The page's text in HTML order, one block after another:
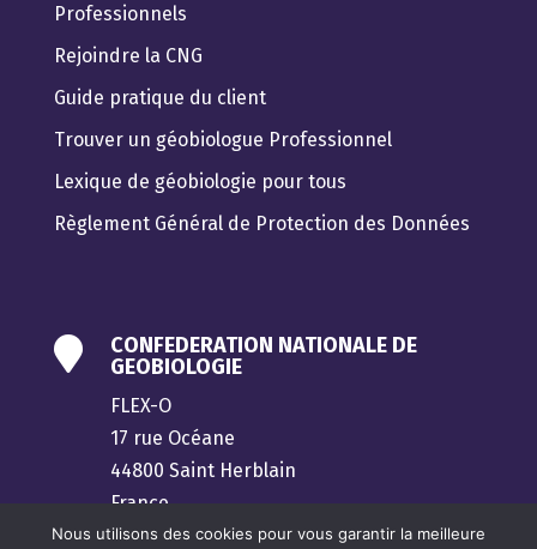
Professionnels
Rejoindre la CNG
Guide pratique du client
Trouver un géobiologue Professionnel
Lexique de géobiologie pour tous
Règlement Général de Protection des Données

CONFEDERATION NATIONALE DE
GEOBIOLOGIE
FLEX-O
17 rue Océane
44800 Saint Herblain
France
Nous utilisons des cookies pour vous garantir la meilleure